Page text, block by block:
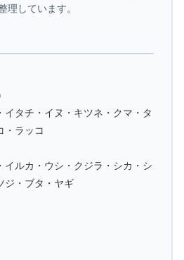
理しています。
イタチ・イヌ・キツネ・クマ・タ
・ラッコ
イルカ・ウシ・クジラ・シカ・シ
ジ・ブタ・ヤギ